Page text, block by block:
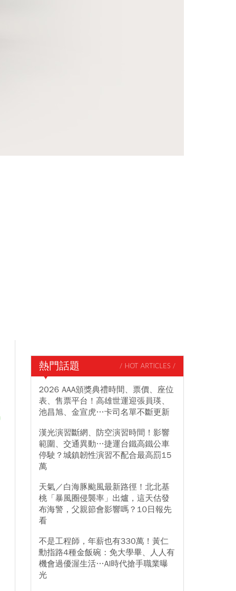
熱門話題 / HOT ARTICLES /
2026 AAA頒獎典禮時間、票價、座位
表、售票平台！高雄世運迎張員瑛、
池昌旭、金宣虎…卡司名單不斷更新
漢光演習斷網、防空演習時間！影響
範圍、交通異動…捷運台鐵高鐵公車
停駛？城鎮韌性演習不配合最高罰15
萬
天氣／白海豚颱風最新路徑！北北基
桃「暴風圈侵襲率」出爐，這天估發
布海警，父親節會影響嗎？10日報先
看
不是工程師，年薪也有330萬！黃仁
勳指路4種金飯碗：免大學畢、人人有
機會過優渥生活…AI時代搶手職業曝
光